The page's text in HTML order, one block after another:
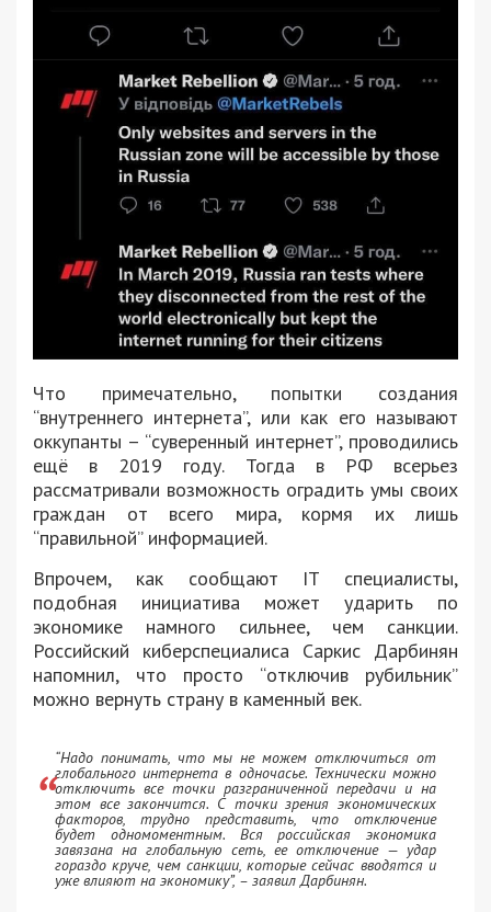
Что примечательно, попытки создания
“внутреннего интернета”, или как его называют
оккупанты – “суверенный интернет”, проводились
ещё в 2019 году. Тогда в РФ всерьез
рассматривали возможность оградить умы своих
граждан от всего мира, кормя их лишь
“правильной” информацией.
Впрочем, как сообщают IT специалисты,
подобная инициатива может ударить по
экономике намного сильнее, чем санкции.
Российский киберспециалиса Саркис Дарбинян
напомнил, что просто “отключив рубильник”
можно вернуть страну в каменный век.
“Надо понимать, что мы не можем отключиться от
глобального интернета в одночасье. Технически можно
отключить все точки разграниченной передачи и на
этом все закончится. С точки зрения экономических
факторов, трудно представить, что отключение
будет одномоментным. Вся российская экономика
завязана на глобальную сеть, ее отключение — удар
гораздо круче, чем санкции, которые сейчас вводятся и
уже влияют на экономику”, – заявил Дарбинян.